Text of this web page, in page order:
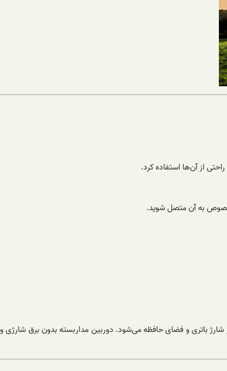
از آن‌ها استفاده کرد.
مخصوص به آن متصل شوید.
باتری و فضای حافظه می‌شود. دوربین مداربسته بدون برق شارژی و